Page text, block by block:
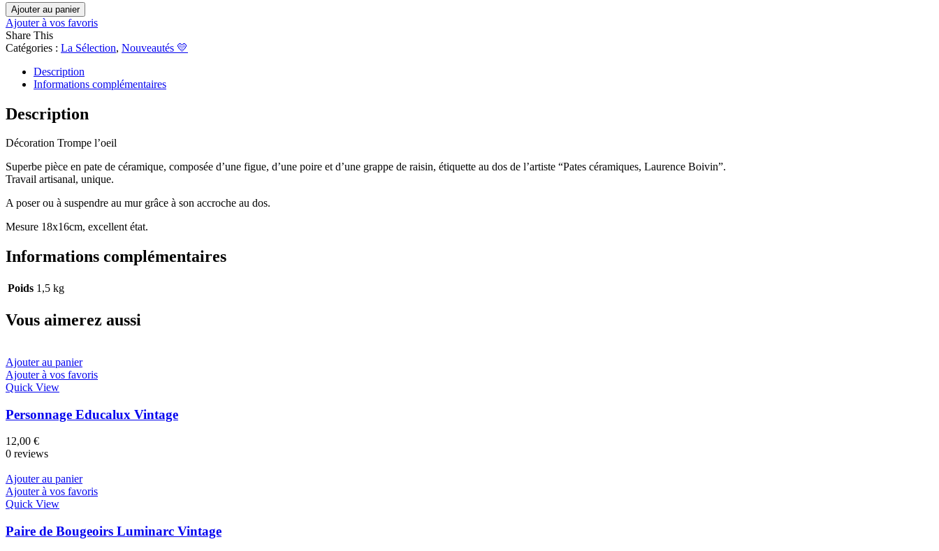
quantité
de
Décoration
Trompe
L'oeil
Fruits
Pates
Ajouter au panier
Ajouter à vos favoris
Share This
Catégories : La Sélection, Nouveautés 💛
Description
Informations complémentaires
Description
Décoration Trompe l’oeil
Superbe pièce en pate de céramique, composée d’une figue, d’une poire et d’une grappe de raisin, étiquette au dos de l’artiste “Pates céramiques, Laurence Boivin”.
Travail artisanal, unique.
A poser ou à suspendre au mur grâce à son accroche au dos.
Mesure 18x16cm, excellent état.
Informations complémentaires
Poids 1,5 kg
Vous aimerez aussi
Ajouter au panier
Ajouter à vos favoris
Quick View
Personnage Educalux Vintage
12,00 €
0 reviews
Ajouter au panier
Ajouter à vos favoris
Quick View
Paire de Bougeoirs Luminarc Vintage